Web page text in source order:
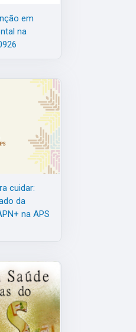
em
na
- Turma 0626
cuidar: Diversidade no cuidado
cuidar:
da
na APS
práticas do ACS - Turma